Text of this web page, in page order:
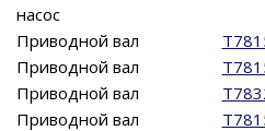
насос
Приводной вал
Приводной вал
Приводной вал
Приводной вал